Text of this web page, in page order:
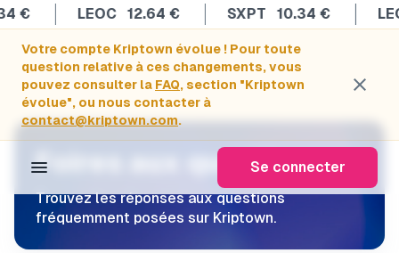
€ LEOC 12.64€ SXPT 10.34€
Votre compte Kriptown évolue ! Pour toute
question relative à ces changements, vous
pouvez consulter la FAQ, section "Kriptown
évolue", ou nous contacter à
contact@kriptown.com.
close
menu Se connecter
Foires aux questions
Trouvez les réponses aux questions
fréquemment posées sur Kriptown.